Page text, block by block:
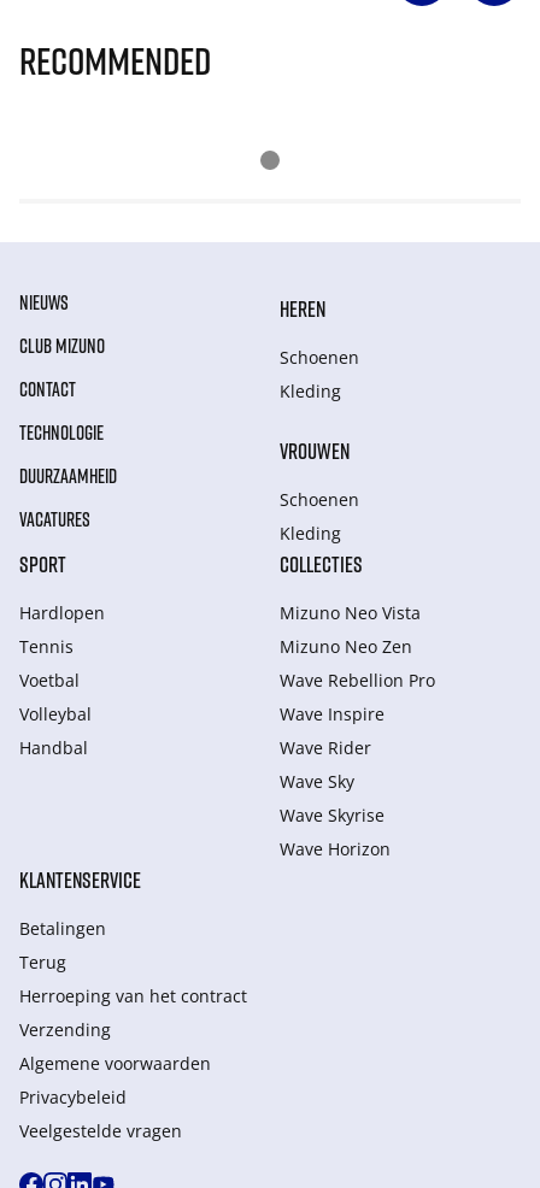
Recommended
NIEUWS
CLUB MIZUNO
CONTACT
TECHNOLOGIE
DUURZAAMHEID
VACATURES
HEREN
Schoenen
Kleding
VROUWEN
Schoenen
Kleding
SPORT
Hardlopen
Tennis
Voetbal
Volleybal
Handbal
COLLECTIES
Mizuno Neo Vista
Mizuno Neo Zen
Wave Rebellion Pro
Wave Inspire
Wave Rider
Wave Sky
Wave Skyrise
Wave Horizon
KLANTENSERVICE
Betalingen
Terug
Herroeping van het contract
Verzending
Algemene voorwaarden
Privacybeleid
Veelgestelde vragen